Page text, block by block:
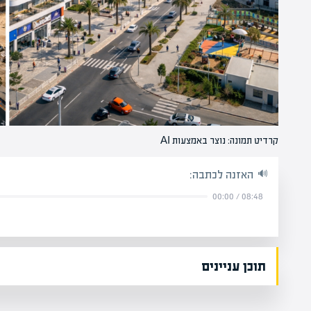
קרדיט תמונה: נוצר באמצעות AI
האזנה לכתבה:
08:48
/
00:00
תוכן עניינים